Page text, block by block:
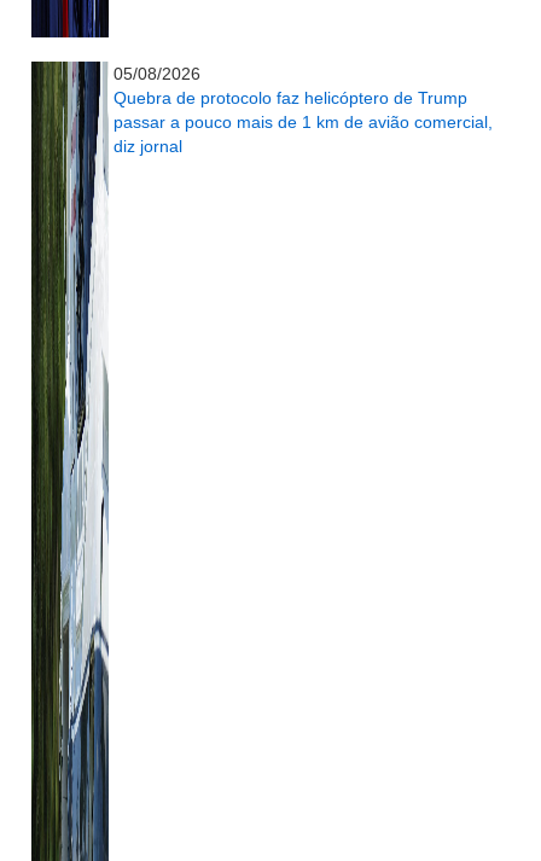
05/08/2026
Quebra de protocolo faz helicóptero de Trump
passar a pouco mais de 1 km de avião comercial,
diz jornal